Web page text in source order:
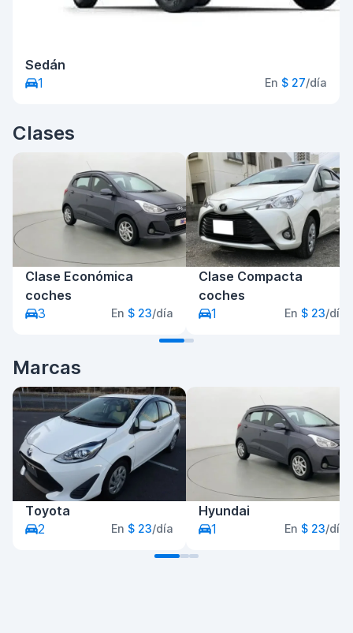
Sedán
1
En $ 27/día
Clases
Clase Económica
coches
3
En $ 23/día
Clase Compacta
coches
1
En $ 23/día
Marcas
Toyota
2
En $ 23/día
Hyundai
1
En $ 23/día